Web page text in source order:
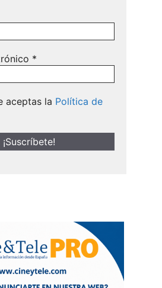
*
aceptas la Política de